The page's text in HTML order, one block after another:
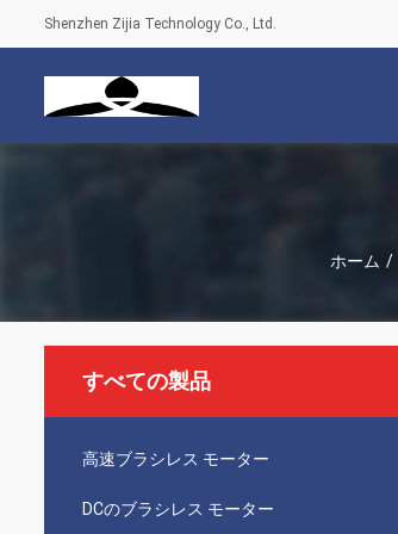
Shenzhen Zijia Technology Co., Ltd.
ホーム /
すべての製品
高速ブラシレス モーター
DCのブラシレス モーター